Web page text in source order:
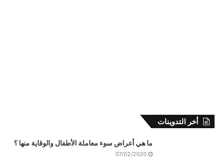
أخر التدوينات
ما هي أعراض سوء معاملة الأطفال والوقاية منها ؟
07/02/2020